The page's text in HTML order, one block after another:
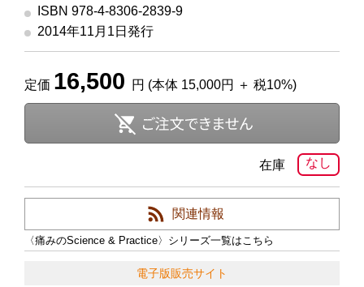
ISBN 978-4-8306-2839-9
2014年11月1日発行
定価 16,500 円 (本体 15,000円 ＋ 税10%)
なし
在庫
関連情報
〈痛みのScience & Practice〉シリーズ一覧はこちら
電子版販売サイト